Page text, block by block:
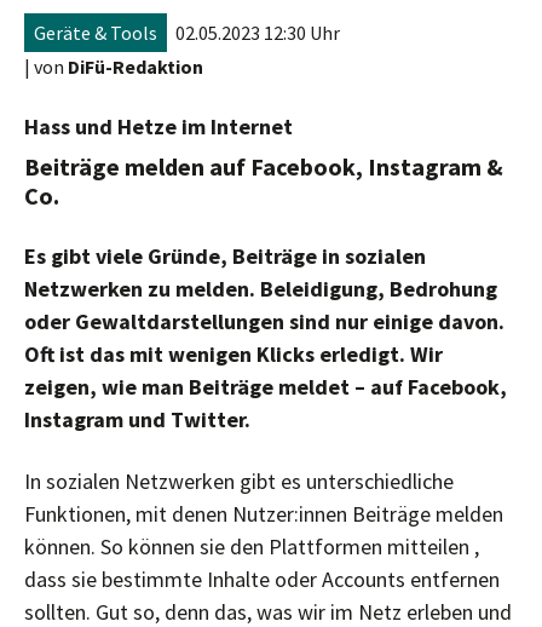
Geräte & Tools
02.05.2023 12:30 Uhr
| von DiFü-Redaktion
Hass und Hetze im Internet
Beiträge melden auf Facebook, Instagram &
Co.
Es gibt viele Gründe, Beiträge in sozialen
Netzwerken zu melden. Beleidigung, Bedrohung
oder Gewaltdarstellungen sind nur einige davon.
Oft ist das mit wenigen Klicks erledigt. Wir
zeigen, wie man Beiträge meldet – auf Facebook,
Instagram und Twitter.
In sozialen Netzwerken gibt es unterschiedliche
Funktionen, mit denen Nutzer:innen Beiträge melden
können. So können sie den Plattformen mitteilen ,
dass sie bestimmte Inhalte oder Accounts entfernen
sollten. Gut so, denn das, was wir im Netz erleben und